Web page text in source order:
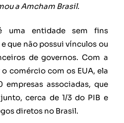
a Amcham Brasil.
uma entidade sem fins
que não possui vínculos ou
de governos. Com a
comércio com os EUA, ela
empresas associadas, que
cerca de 1/3 do PIB e
diretos no Brasil.